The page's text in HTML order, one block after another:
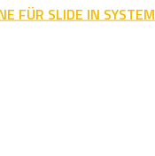
FÜR SLIDE IN SYSTEM